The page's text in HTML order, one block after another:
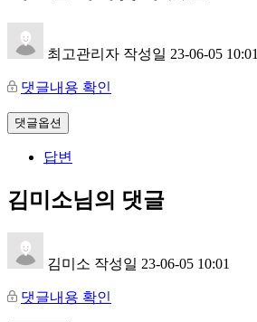
최고관리자 작성일 23-06-05 10:01
댓글내용 확인
댓글옵션
답변
김미소님의 댓글
김미소 작성일 23-06-05 10:01
댓글내용 확인